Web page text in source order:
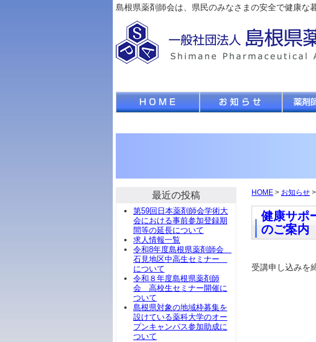
島根県薬剤師会は、県民のみなさまの安全で健康な
HOME > お知らせ
健康サポ
のご案内
受講申し込みを
最近の投稿
第59回日本薬剤師会学術大
会における事前参加登録期
間等の延長について
求人情報一覧
令和8年度島根県薬剤師会
石見地区中高生セミナー
について
令和８年度島根県薬剤師
会 高校生セミナー開催に
ついて
島根県対象の地域枠募集を
設けている薬科大学のオー
プンキャンパス参加助成に
ついて